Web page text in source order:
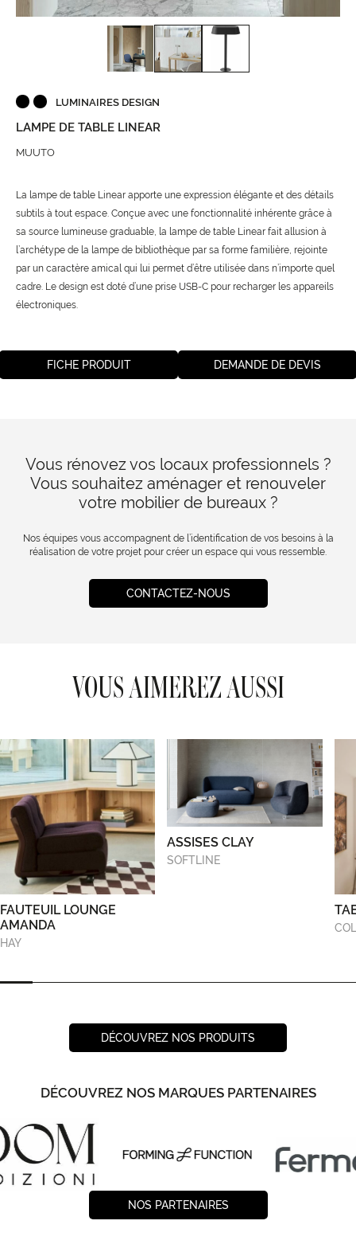
LUMINAIRES DESIGN
LAMPE DE TABLE LINEAR
MUUTO
La lampe de table Linear apporte une expression élégante et des détails
subtils à tout espace. Conçue avec une fonctionnalité inhérente grâce à
sa source lumineuse graduable, la lampe de table Linear fait allusion à
l’archétype de la lampe de bibliothèque par sa forme familière, rejointe
par un caractère amical qui lui permet d’être utilisée dans n’importe quel
cadre. Le design est doté d’une prise USB-C pour recharger les appareils
électroniques.
FICHE PRODUIT DEMANDE DE DEVIS
Vous rénovez vos locaux professionnels ?
Vous souhaitez aménager et renouveler
votre mobilier de bureaux ?
Nos équipes vous accompagnent de l’identification de vos besoins à la
réalisation de votre projet pour créer un espace qui vous ressemble.
CONTACTEZ-NOUS
VOUS AIMEREZ AUSSI
FAUTEUIL LOUNGE
AMANDA
HAY
ASSISES CLAY
SOFTLINE
DÉCOUVREZ NOS PRODUITS
DÉCOUVREZ NOS MARQUES PARTENAIRES
NOS PARTENAIRES